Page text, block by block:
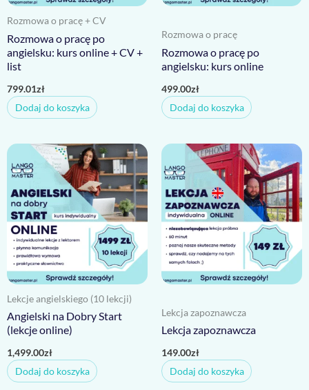
Rozmowa o pracę + CV
Rozmowa o pracę po
angielsku: kurs online + CV +
list
799.01zł
Dodaj do koszyka
Rozmowa o pracę
Rozmowa o pracę po
angielsku: kurs online
499.00zł
Dodaj do koszyka
Lekcje angielskiego (10 lekcji)
Angielski na Dobry Start
(lekcje online)
1,499.00zł
Dodaj do koszyka
Lekcja zapoznawcza
Lekcja zapoznawcza
149.00zł
Dodaj do koszyka